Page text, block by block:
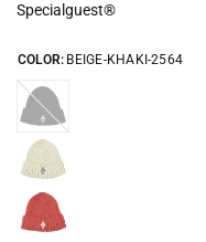
Specialguest®
COLOR: BEIGE-KHAKI-2564
BLACK-
2564